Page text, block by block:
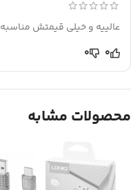
عالییه و خیلی قیمتش مناسبه
0
0
محصولات مشابه